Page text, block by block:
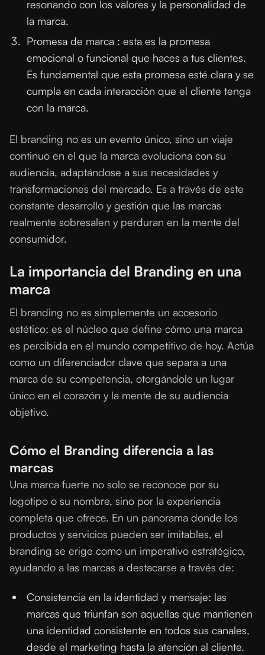
resonando con los valores y la personalidad de
la marca.
Promesa de marca : esta es la promesa
emocional o funcional que haces a tus clientes.
Es fundamental que esta promesa esté clara y se
cumpla en cada interacción que el cliente tenga
con la marca.
El branding no es un evento único, sino un viaje
continuo en el que la marca evoluciona con su
audiencia, adaptándose a sus necesidades y
transformaciones del mercado. Es a través de este
constante desarrollo y gestión que las marcas
realmente sobresalen y perduran en la mente del
consumidor.
La importancia del Branding en una
marca
El branding no es simplemente un accesorio
estético; es el núcleo que define cómo una marca
es percibida en el mundo competitivo de hoy. Actúa
como un diferenciador clave que separa a una
marca de su competencia, otorgándole un lugar
único en el corazón y la mente de su audiencia
objetivo.
Cómo el Branding diferencia a las
marcas
Una marca fuerte no solo se reconoce por su
logotipo o su nombre, sino por la experiencia
completa que ofrece. En un panorama donde los
productos y servicios pueden ser imitables, el
branding se erige como un imperativo estratégico,
ayudando a las marcas a destacarse a través de:
Consistencia en la identidad y mensaje: las
marcas que triunfan son aquellas que mantienen
una identidad consistente en todos sus canales,
desde el marketing hasta la atención al cliente.